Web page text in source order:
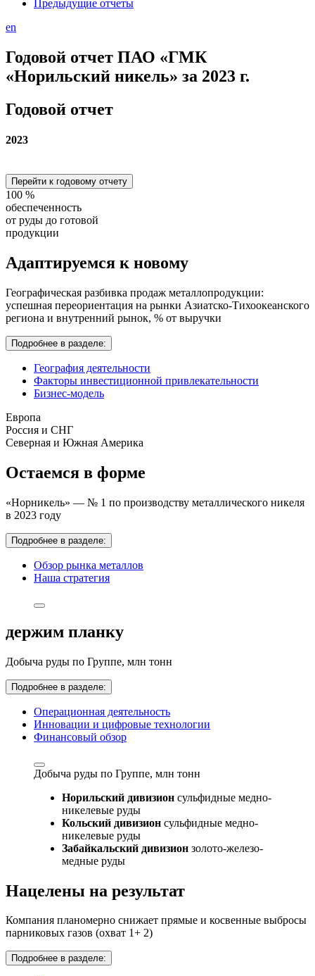
Предыдущие отчеты
en
Годовой отчет ПАО «ГМК
«Норильский никель» за 2023 г.
Годовой отчет
2023
Перейти к годовому отчету
100 %
обеспеченность
от руды до готовой
продукции
Адаптируемся к новому
Географическая разбивка продаж металлопродукции:
успешная переориентация на рынки Азиатско-Тихоокеанского
региона и внутренний рынок, % от выручки
Подробнее в разделе:
География деятельности
Факторы инвестиционной привлекательности
Бизнес-модель
Европа
Россия и СНГ
Северная и Южная Америка
Остаемся в форме
«Норникель» — № 1 по производству металлического никеля
в 2023 году
Подробнее в разделе:
Обзор рынка металлов
Наша стратегия
держим планку
Добыча руды по Группе, млн тонн
Подробнее в разделе:
Операционная деятельность
Инновации и цифровые технологии
Финансовый обзор
Добыча руды по Группе, млн тонн
Норильский дивизион сульфидные медно-
никелевые руды
Кольский дивизион сульфидные медно-
никелевые руды
Забайкальский дивизион золото-железо-
медные руды
Нацелены на результат
Компания планомерно снижает прямые и косвенные выбросы
парниковых газов (охват 1+ 2)
Подробнее в разделе: